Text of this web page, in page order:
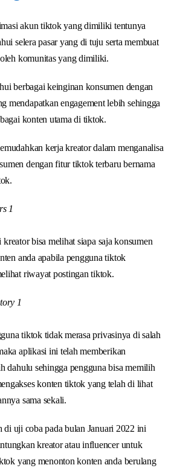
akun tiktok yang dimiliki tentunya
selera pasar yang di tuju serta membuat
komunitas yang dimiliki.
berbagai keinginan konsumen dengan
mendapatkan engagement lebih sehingga
konten utama di tiktok.
kerja kreator dalam menganalisa
dengan fitur tiktok terbaru bernama
bisa melihat siapa saja konsumen
anda apabila pengguna tiktok
riwayat postingan tiktok.
tiktok tidak merasa privasinya di salah
aplikasi ini telah memberikan
dahulu sehingga pengguna bisa memilih
konten tiktok yang telah di lihat
sama sekali.
uji coba pada bulan Januari 2022 ini
kreator atau influencer untuk
yang menonton konten anda berulang